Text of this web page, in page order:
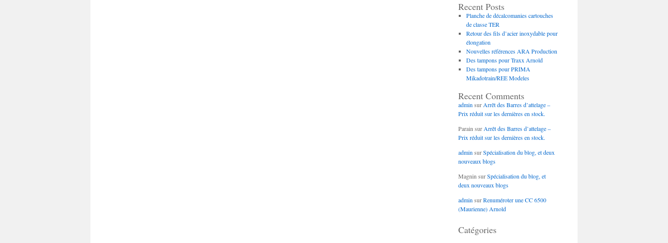
Recent Posts
Planche de décalcomanies cartouches
de classe TER
Retour des fils d’acier inoxydable pour
élongation
Nouvelles références ARA Production
Des tampons pour Traxx Arnold
Des tampons pour PRIMA
Mikadotrain/REE Modeles
Recent Comments
adminsurArrêt des Barres d’attelage –
Prix réduit sur les dernières en stock.
ParainsurArrêt des Barres d’attelage –
Prix réduit sur les dernières en stock.
adminsurSpécialisation du blog, et deux
nouveaux blogs
MagninsurSpécialisation du blog, et
deux nouveaux blogs
adminsurRenuméroter une CC 6500
(Maurienne) Arnold
Catégories